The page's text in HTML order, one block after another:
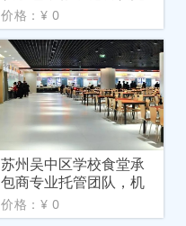
管方
价格：¥ 0
苏州吴中区学校食堂承
包商专业托管团队，机
关单
价格：¥ 0